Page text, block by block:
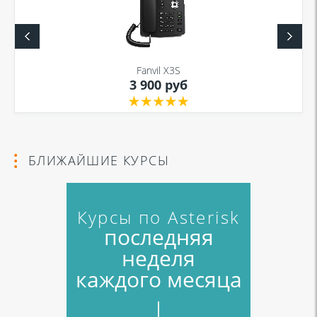
Fanvil X3S
3 900 руб
БЛИЖАЙШИЕ КУРСЫ
Курсы по Asterisk
последняя
неделя
каждого месяца